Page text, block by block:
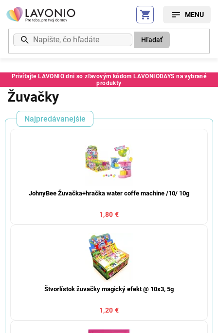
Prejsť
na
obsah
Privítajte LAVONIO dni so zľavovým kódom LAVONIODAYS na vybrané
produkty
Hľadať
Žuvačky
Najpredávanejšie
JohnyBee Žuvačka+hračka water coffe machine /10/ 10g
1,80 €
Štvorlístok žuvačky magický efekt @ 10x3, 5g
1,20 €